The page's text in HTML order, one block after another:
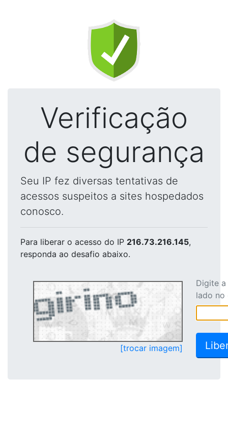
Verificação
de segurança
Seu IP fez diversas tentativas de
acessos suspeitos a sites hospedados
conosco.
Para liberar o acesso do IP 216.73.216.145,
responda ao desafio abaixo.
[trocar imagem]
Digite
lado no